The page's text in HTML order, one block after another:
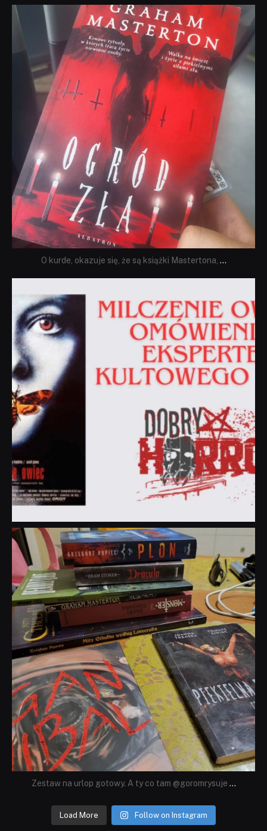
dobryhorror
Sie 23
O kurde, okazuje się, że są książki Mastertona, ...
dobryhorror
Lip 31
Zestaw na urlop gotowy. A ty co tam @goromrysuje ...
Load More Follow on Instagram